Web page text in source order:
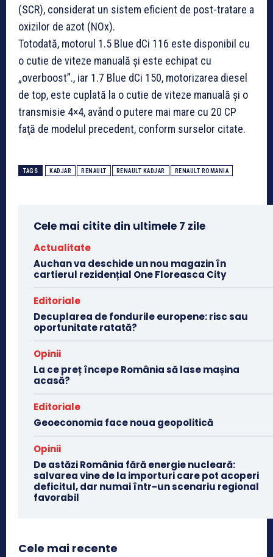
(SCR), considerat un sistem eficient de post-tratare a
oxizilor de azot (NOx).
Totodată, motorul 1.5 Blue dCi 116 este disponibil cu
o cutie de viteze manuală şi este echipat cu
„overboost”., iar 1.7 Blue dCi 150, motorizarea diesel
de top, este cuplată la o cutie de viteze manuală şi o
transmisie 4×4, având o putere mai mare cu 20 CP
faţă de modelul precedent, conform surselor citate.
TAGS KADJAR RENAULT RENAULT KADJAR RENAULT ROMANIA
Cele mai citite din ultimele 7 zile
Actualitate
Auchan va deschide un nou magazin în
cartierul rezidențial One Floreasca City
Editoriale
Decuplarea de fondurile europene: risc sau
oportunitate ratată?
Opinii
La ce preț începe România să lase mașina
acasă?
Editoriale
Geoeconomia face noua geopolitică
Opinii
De astăzi România fără energie nucleară:
salvarea vine de la importuri care pot acoperi
deficitul, dar numai într-un scenariu regional
favorabil
Cele mai recente